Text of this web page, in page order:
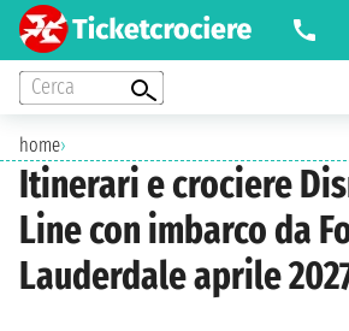
Cerca
home›
Itinerari e crociere
Line con imbarco da
Lauderdale aprile